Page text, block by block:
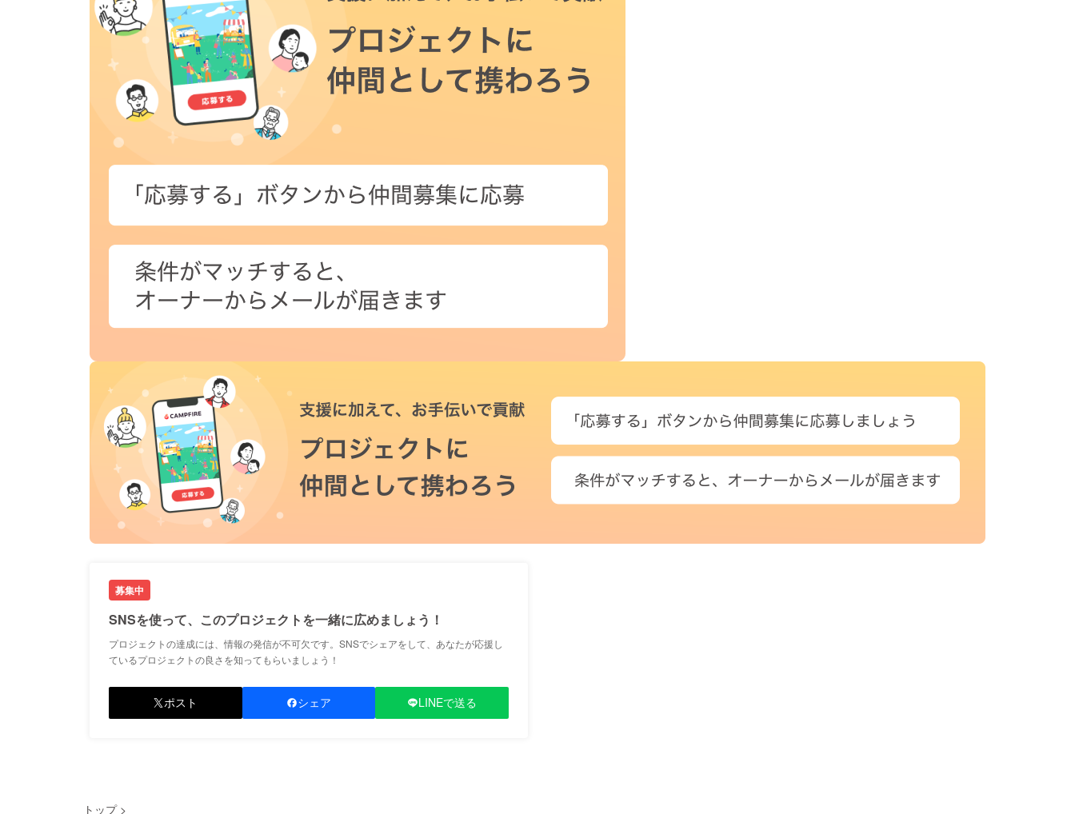
募集中
SNSを使って、このプロジェクトを一緒に広めましょう！
プロジェクトの達成には、情報の発信が不可欠です。SNSでシェアをして、あなたが応援し
ているプロジェクトの良さを知ってもらいましょう！
ポスト シェア LINEで送る
トップ >